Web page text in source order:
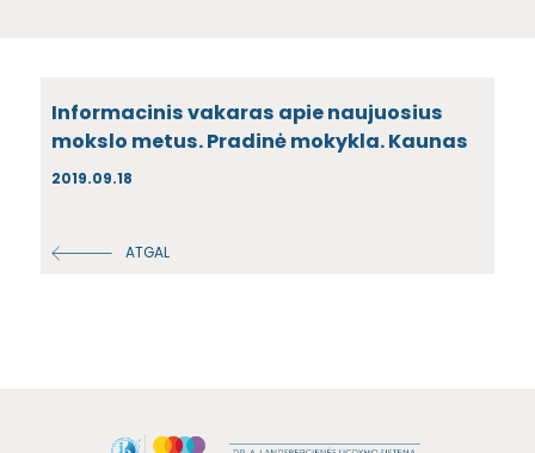
Informacinis vakaras apie naujuosius
mokslo metus. Pradinė mokykla. Kaunas
2019.09.18
ATGAL